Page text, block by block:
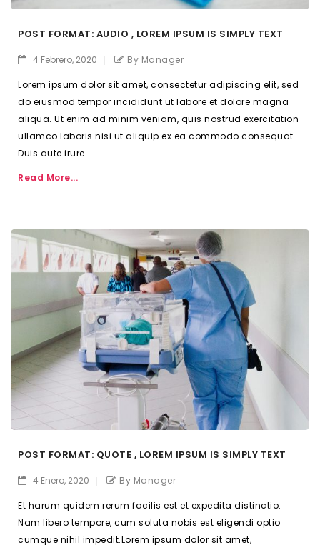
POST FORMAT: AUDIO , LOREM IPSUM IS SIMPLY TEXT
4 Febrero, 2020 By Manager
Lorem ipsum dolor sit amet, consectetur adipiscing elit, sed
do eiusmod tempor incididunt ut labore et dolore magna
aliqua. Ut enim ad minim veniam, quis nostrud exercitation
ullamco laboris nisi ut aliquip ex ea commodo consequat.
Duis aute irure .
Read More...
POST FORMAT: QUOTE , LOREM IPSUM IS SIMPLY TEXT
4 Enero, 2020 By Manager
Et harum quidem rerum facilis est et expedita distinctio.
Nam libero tempore, cum soluta nobis est eligendi optio
cumque nihil impedit.Lorem ipsum dolor sit amet,